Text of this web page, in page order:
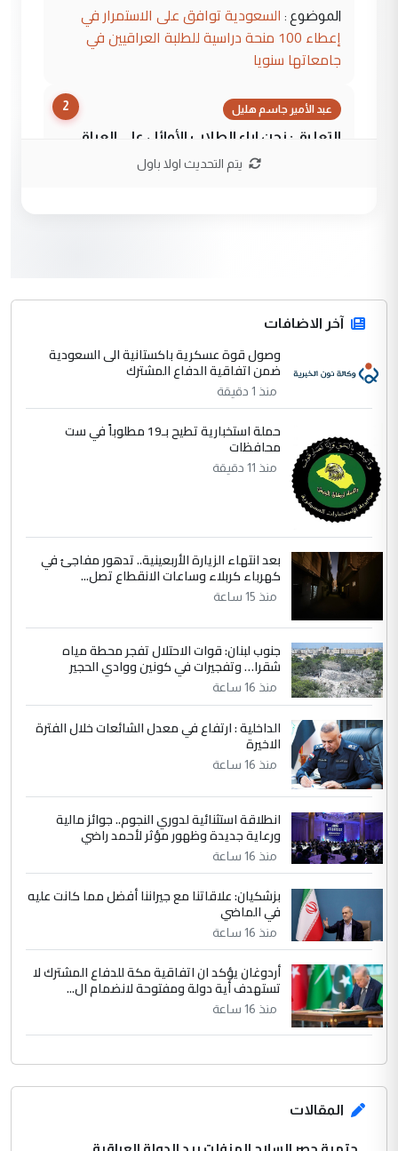
الموضوع : السعودية توافق على الاستمرار في
إعطاء 100 منحة دراسية للطلبة العراقيين في
جامعاتها سنويا
2 عبد الأمير جاسم هليل
التعليق : نحن اباء الطلاب الأوائل على العراق
نتشرف بلقاء السيد احمد الصافي في العتبات
التعليق : قرار مستعجل جدا ولامصلحة فيه
للوزاره ولا للمواطن القرار الصائب يكون بعد
الموضوع :
وزير الصحة يعفي مدير مستشفى الكرخ
العام في بغداد
سردار
التعليق : واحد من عصابة علي ماما يسقط
جنسية الرافد الثالث للعراق ومن اصول عريقة
ابا فرات ...
الموضوع :الجواهري يرد على صدام حسين سل
مضجعيك يابن الزنا (نص كامل)
التعليق : واحد من عصابة علي ماما يسقط
جنسية الرافد الثالث للعراق ومن اصول عريقة
ابا فرات ...
الموضوع :الجواهري يرد على صدام حسين سل
مضجعيك يابن الزنا (نص كامل)
يتم التحديث اولا باول
آخر الاضافات
وصول قوة عسكرية باكستانية الى السعودية
ضمن اتفاقية الدفاع المشترك
منذ 1 دقيقة
حملة استخبارية تطيح بـ19 مطلوباً في ست
محافظات
منذ 11 دقيقة
بعد انتهاء الزيارة الأربعينية.. تدهور مفاجئ في
كهرباء كربلاء وساعات الانقطاع تصل...
منذ 15 ساعة
جنوب لبنان: قوات الاحتلال تفجر محطة مياه
شقرا… وتفجيرات في كونين ووادي الحجير
منذ 16 ساعة
الداخلية : ارتفاع في معدل الشائعات خلال الفترة
الاخيرة
منذ 16 ساعة
انطلاقة استثنائية لدوري النجوم.. جوائز مالية
ورعاية جديدة وظهور مؤثر لأحمد راضي
منذ 16 ساعة
بزشكيان: علاقاتنا مع جيراننا أفضل مما كانت عليه
في الماضي
منذ 16 ساعة
أردوغان يؤكد ان اتفاقية مكة للدفاع المشترك لا
تستهدف أية دولة ومفتوحة لانضمام ال...
منذ 16 ساعة
المقالات